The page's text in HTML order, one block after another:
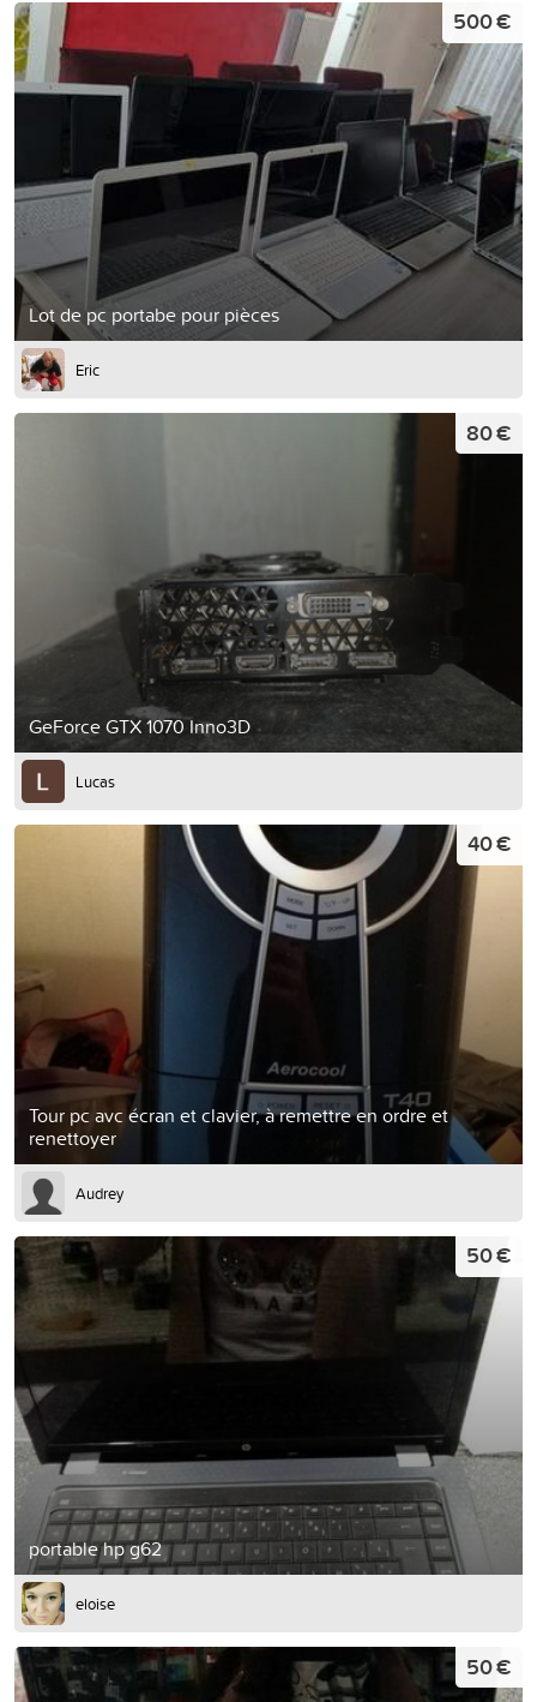
Lot de pc portabe pour pièces
500 €
Eric
GeForce GTX 1070 Inno3D
80 €
Lucas
Tour pc avc écran et clavier, à remettre en ordre et
renettoyer
40 €
Audrey
portable hp g62
50 €
eloise
50 €